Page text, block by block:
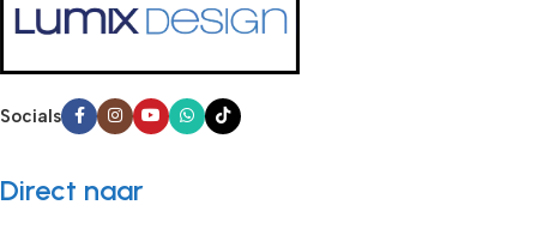
Socials
Direct naar